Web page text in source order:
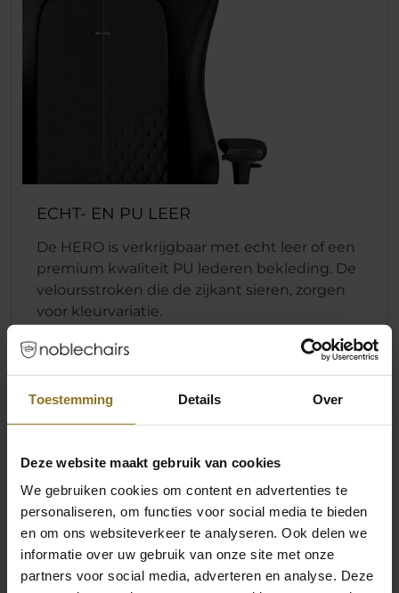
Toestemming Details Over
Deze website maakt gebruik van cookies
We gebruiken cookies om content en advertenties te
personaliseren, om functies voor social media te bieden
en om ons websiteverkeer te analyseren. Ook delen we
informatie over uw gebruik van onze site met onze
partners voor social media, adverteren en analyse. Deze
ECHT- EN PU LEER
De HERO is verkrijgbaar met echt leer of een
premium kwaliteit PU lederen bekleding. De
veloursstroken die de zijkant sieren, zorgen
voor kleurvariatie.
Duurzaam, makkelijk schoon te maken,
water-afstotend en ademend
1.5mm PU Leer 1.7mm Echt Leer